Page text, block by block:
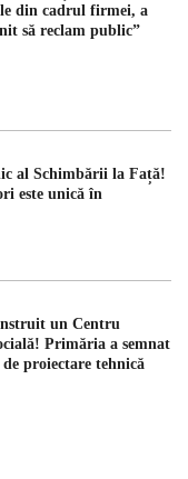
din cadrul firmei, a
să reclam public”
al Schimbării la Față!
este unică în
un Centru
Primăria a semnat
proiectare tehnică